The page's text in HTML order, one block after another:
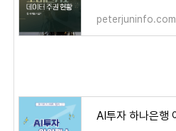
peterjuninfo.com